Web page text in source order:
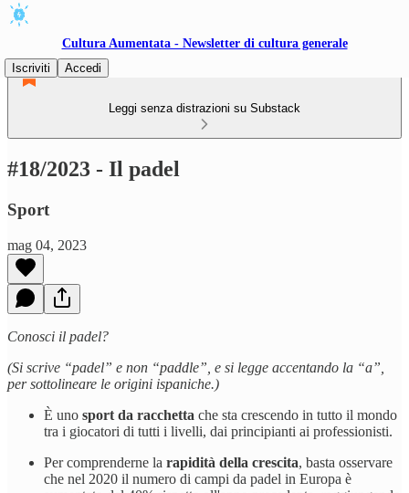
Cultura Aumentata - Newsletter di cultura generale
Iscriviti
Accedi
Leggi senza distrazioni su Substack
#18/2023 - Il padel
Sport
mag 04, 2023
Conosci il padel?
(Si scrive “padel” e non “paddle”, e si legge accentando la “a”,
per sottolineare le origini ispaniche.)
È uno sport da racchetta che sta crescendo in tutto il mondo
tra i giocatori di tutti i livelli, dai principianti ai professionisti.
Per comprenderne la rapidità della crescita, basta osservare
che nel 2020 il numero di campi da padel in Europa è